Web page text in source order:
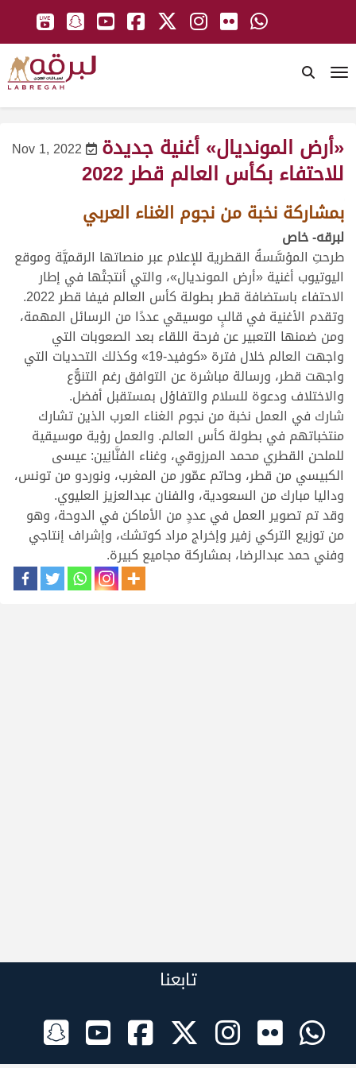
Nov 1, 2022 «أرض المونديال» أغنية جديدة
للاحتفاء بكأس العالم قطر 2022
بمشاركة نخبة من نجوم الغناء العربي
لبرقه- خاص
طرحتِ المؤسَّسةُ القطرية للإعلام عبر منصاتها الرقميَّة وموقع
اليوتيوب أغنية «أرض المونديال»، والتي أنتجتْها في إطار
الاحتفاء باستضافة قطر بطولة كأس العالم فيفا قطر 2022.
وتقدم الأغنية في قالبٍ موسيقي عددًا من الرسائل المهمة،
ومن ضمنها التعبير عن فرحة اللقاء بعد الصعوبات التي
واجهت العالم خلال فترة «كوفيد-19» وكذلك التحديات التي
واجهت قطر، ورسالة مباشرة عن التوافق رغم التنوُّع
والاختلاف ودعوة للسلام والتفاؤل بمستقبل أفضل.
شارك في العمل نخبة من نجوم الغناء العرب الذين تشارك
منتخباتهم في بطولة كأس العالم. والعمل رؤية موسيقية
للملحن القطري محمد المرزوقي، وغناء الفنَّانِين: عيسى
الكبيسي من قطر، وحاتم عمّور من المغرب، ونوردو من تونس،
وداليا مبارك من السعودية، والفنان عبدالعزيز العليوي.
وقد تم تصوير العمل في عددٍ من الأماكن في الدوحة، وهو
من توزيع التركي زفير وإخراج مراد كوتشك، وإشراف إنتاجي
وفني حمد عبدالرضا، بمشاركة مجاميع كبيرة.
تابعنا